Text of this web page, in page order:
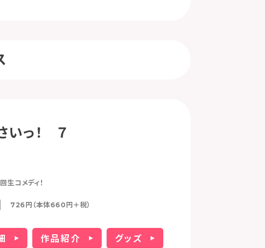
いっ！ ７
生コメディ！
726円（本体660円＋税）
作品紹介 グッズ